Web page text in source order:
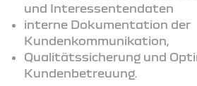
und Interessentendaten
interne Dokumentation der
Kundenkommunikation,
Qualitätssicherung und
Kundenbetreuung.